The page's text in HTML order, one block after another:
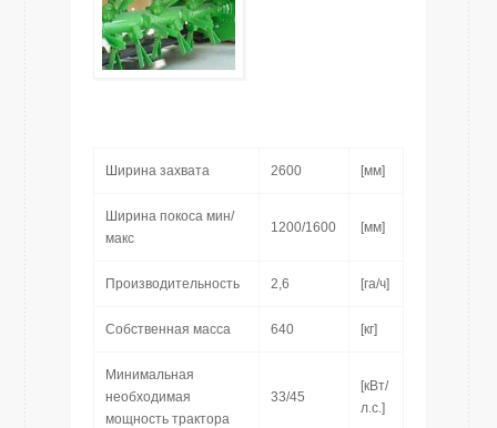
Ширина захвата 2600 [мм]
Ширина покоса мин/
макс
1200/1600 [мм]
Производительность 2,6 [га/ч]
Собственная масса 640 [кг]
Минимальная
необходимая
мощность трактора
33/45
[кВт/
л.с.]